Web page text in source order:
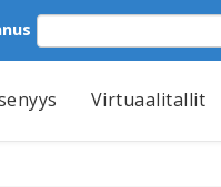
Virtuaalitallit